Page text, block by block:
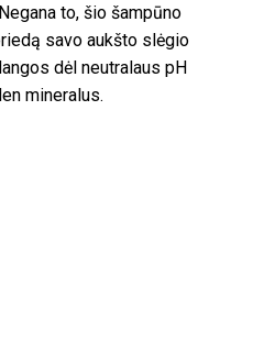
to, šio šampūno
savo aukšto slėgio
dėl neutralaus pH
mineralus.